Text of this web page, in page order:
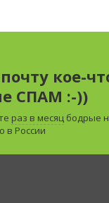
кое-
СПАМ :-))
раз в месяц бодрые
в России